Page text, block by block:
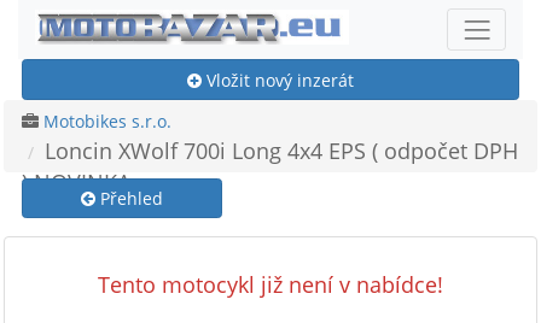
Vložit nový inzerát
Motobikes s.r.o.
Loncin XWolf 700i Long 4x4 EPS ( odpočet DPH
) NOVINKA
Přehled
Tento motocykl již není v nabídce!